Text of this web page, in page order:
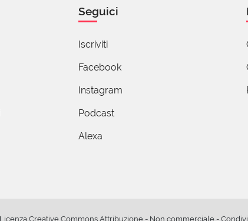
li presto a interesse. L'interesse remunera il fatto che io
e il mio rischio di perdita (perché se quei soldi
forte. Ma le limitazioni - non totali - all'anatocismo,
medievali, rispondono a logiche precise che vanno
Seguici
Iscriviti
Facebook
Instagram
Podcast
Alexa
Creative Commons Attribuzione - Non commerciale -